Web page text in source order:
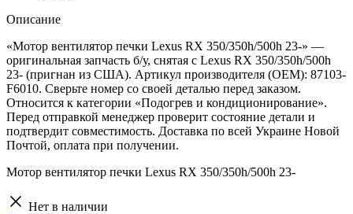
Описание
«Мотор вентилятор печки Lexus RX 350/350h/500h 23-» —
оригинальная запчасть б/у, снятая с Lexus RX 350/350h/500h
23- (пригнан из США). Артикул производителя (OEM): 87103-
F6010. Сверьте номер со своей деталью перед заказом.
Относится к категории «Подогрев и кондиционирование».
Перед отправкой менеджер проверит состояние детали и
подтвердит совместимость. Доставка по всей Украине Новой
Почтой, оплата при получении.
Мотор вентилятор печки Lexus RX 350/350h/500h 23-
Нет в наличии